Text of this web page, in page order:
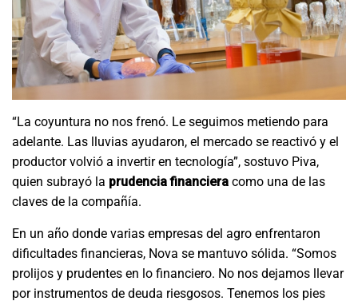
“La coyuntura no nos frenó. Le seguimos metiendo para
adelante. Las lluvias ayudaron, el mercado se reactivó y el
productor volvió a invertir en tecnología”, sostuvo Piva,
quien subrayó la prudencia financiera como una de las
claves de la compañía.
En un año donde varias empresas del agro enfrentaron
dificultades financieras, Nova se mantuvo sólida. “Somos
prolijos y prudentes en lo financiero. No nos dejamos llevar
por instrumentos de deuda riesgosos. Tenemos los pies